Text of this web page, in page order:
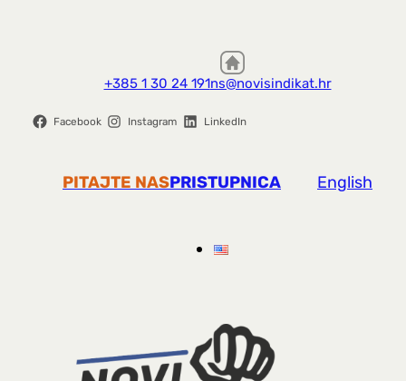
+385 1 30 24 191ns@novisindikat.hr
Facebook Instagram LinkedIn
PITAJTE NASPRISTUPNICA English